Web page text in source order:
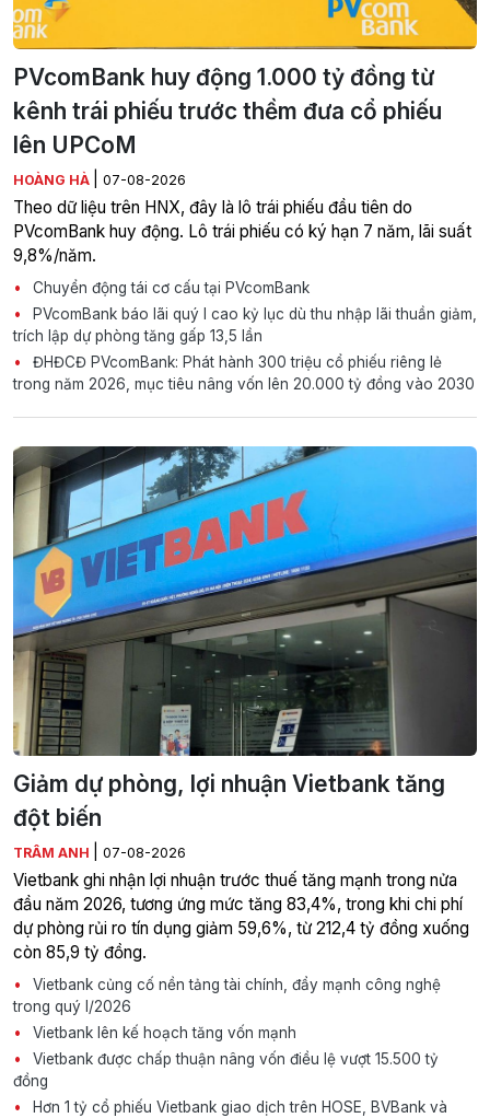
PVcomBank huy động 1.000 tỷ đồng từ
kênh trái phiếu trước thềm đưa cổ phiếu
lên UPCoM
HOÀNG HÀ 07-08-2026
Theo dữ liệu trên HNX, đây là lô trái phiếu đầu tiên do
PVcomBank huy động. Lô trái phiếu có ký hạn 7 năm, lãi suất
9,8%/năm.
Chuyển động tái cơ cấu tại PVcomBank
PVcomBank báo lãi quý I cao kỷ lục dù thu nhập lãi thuần giảm,
trích lập dự phòng tăng gấp 13,5 lần
ĐHĐCĐ PVcomBank: Phát hành 300 triệu cổ phiếu riêng lẻ
trong năm 2026, mục tiêu nâng vốn lên 20.000 tỷ đồng vào 2030
Giảm dự phòng, lợi nhuận Vietbank tăng
đột biến
TRÂM ANH 07-08-2026
Vietbank ghi nhận lợi nhuận trước thuế tăng mạnh trong nửa
đầu năm 2026, tương ứng mức tăng 83,4%, trong khi chi phí
dự phòng rủi ro tín dụng giảm 59,6%, từ 212,4 tỷ đồng xuống
còn 85,9 tỷ đồng.
Vietbank củng cố nền tảng tài chính, đẩy mạnh công nghệ
trong quý I/2026
Vietbank lên kế hoạch tăng vốn mạnh
Vietbank được chấp thuận nâng vốn điều lệ vượt 15.500 tỷ
đồng
Hơn 1 tỷ cổ phiếu Vietbank giao dịch trên HOSE, BVBank và